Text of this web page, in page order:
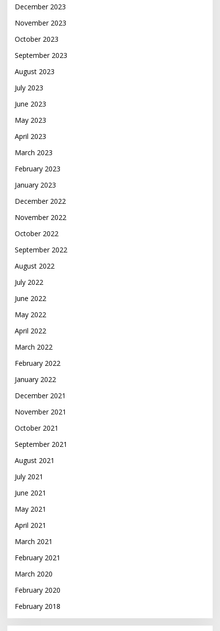
December 2023
November 2023
October 2023
September 2023
August 2023
July 2023
June 2023
May 2023
April 2023
March 2023
February 2023
January 2023
December 2022
November 2022
October 2022
September 2022
August 2022
July 2022
June 2022
May 2022
April 2022
March 2022
February 2022
January 2022
December 2021
November 2021
October 2021
September 2021
August 2021
July 2021
June 2021
May 2021
April 2021
March 2021
February 2021
March 2020
February 2020
February 2018